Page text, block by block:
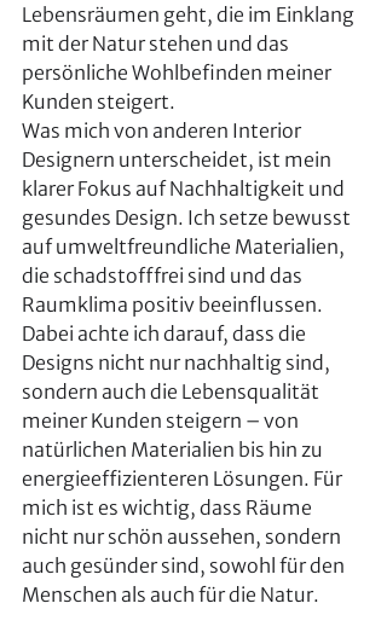
Lebensräumen geht, die im Einklang
mit der Natur stehen und das
persönliche Wohlbefinden meiner
Kunden steigert.
Was mich von anderen Interior
Designern unterscheidet, ist mein
klarer Fokus auf Nachhaltigkeit und
gesundes Design. Ich setze bewusst
auf umweltfreundliche Materialien,
die schadstofffrei sind und das
Raumklima positiv beeinflussen.
Dabei achte ich darauf, dass die
Designs nicht nur nachhaltig sind,
sondern auch die Lebensqualität
meiner Kunden steigern – von
natürlichen Materialien bis hin zu
energieeffizienteren Lösungen. Für
mich ist es wichtig, dass Räume
nicht nur schön aussehen, sondern
auch gesünder sind, sowohl für den
Menschen als auch für die Natur.